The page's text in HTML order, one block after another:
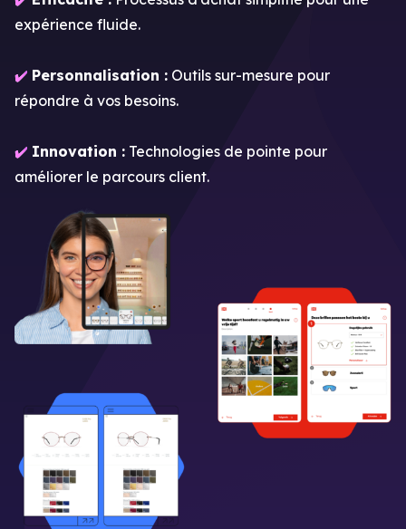
expérience fluide.
✔️ Personnalisation : Outils sur-mesure pour
répondre à vos besoins.
✔️ Innovation : Technologies de pointe pour
améliorer le parcours client.